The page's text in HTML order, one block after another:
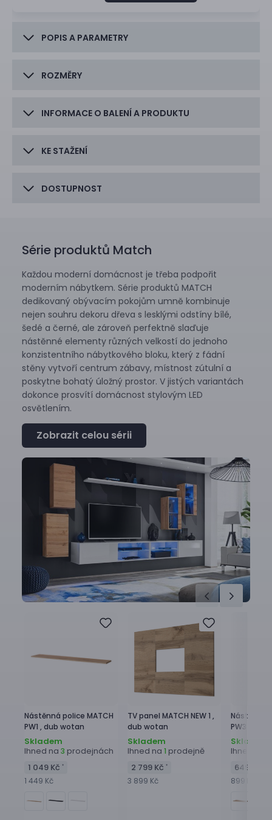
POPIS A PARAMETRY
ROZMĚRY
INFORMACE O BALENÍ A PRODUKTU
KE STAŽENÍ
DOSTUPNOST
Série produktů Match
Každou moderní domácnost je třeba podpořit
moderním nábytkem. Série produktů MATCH
dedikovaný obývacím pokojům umně kombinuje
nejen souhru dekoru dřeva s lesklými odstíny bílé,
šedé a černé, ale zároveň perfektně slaďuje
nástěnné elementy různých velkostí do jednoho
konzistentního nábytkového bloku, který z fádní
stěny vytvoří centrum zábavy, místnost zútulní a
poskytne bohatý úložný prostor. V jistých variantách
dokonce prosvítí domácnost stylovým LED
osvětlením.
Zobrazit celou sérii
Nástěnná police MATCH
PW1 , dub wotan
Skladem
Ihned na 3 prodejnách
1 049 Kč *
1 449 Kč
TV panel MATCH NEW 1 ,
dub wotan
Skladem
Ihned na 1 prodejně
2 799 Kč *
3 899 Kč
Nástěnná
PW3 ,
Skladem
Ihned na
649 Kč
899 Kč